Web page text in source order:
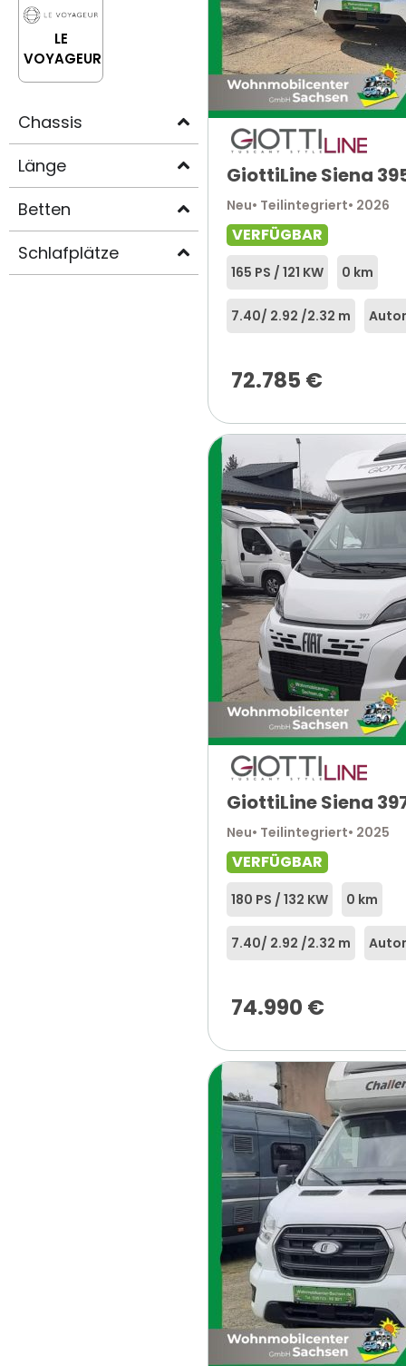
LE
VOYAGEUR
Chassis
Länge
Betten
Schlafplätze
GiottiLine Siena
Neu• Teilintegriert• 2026
VERFÜGBAR
165 PS / 121 KW 0 km
7.40/ 2.92 /2.32 m
72.785 €
GiottiLine Siena
Neu• Teilintegriert• 2025
VERFÜGBAR
180 PS / 132 KW 0 km
7.40/ 2.92 /2.32 m
74.990 €